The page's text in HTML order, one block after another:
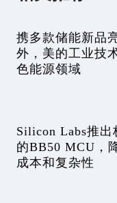
携多款储能新品
外，美的工业技
色能源领域
Silicon Labs推出
的BB50 MCU，
成本和复杂性